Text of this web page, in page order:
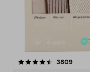
3809
4.5viidestä